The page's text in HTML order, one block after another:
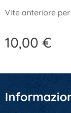
Vite anteriore
10,00 €